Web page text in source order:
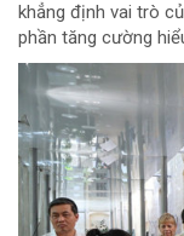
khẳng định vai trò
phần tăng cường